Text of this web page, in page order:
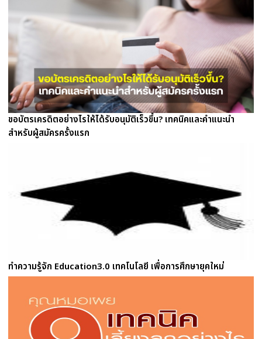
ขอบัตรเครดิตอย่างไรให้ได้รับอนุมัติเร็วขึ้น? เทคนิคและคำแนะนำ
สำหรับผู้สมัครครั้งแรก
ทำความรู้จัก Education3.0 เทคโนโลยี เพื่อการศึกษายุคใหม่